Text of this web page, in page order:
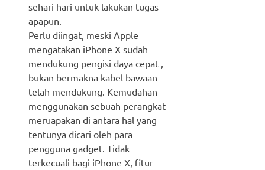
sehari hari untuk lakukan tugas
apapun.
Perlu diingat, meski Apple
mengatakan iPhone X sudah
mendukung pengisi daya cepat ,
bukan bermakna kabel bawaan
telah mendukung. Kemudahan
menggunakan sebuah perangkat
meruapakan di antara hal yang
tentunya dicari oleh para
pengguna gadget. Tidak
terkecuali bagi iPhone X, fitur